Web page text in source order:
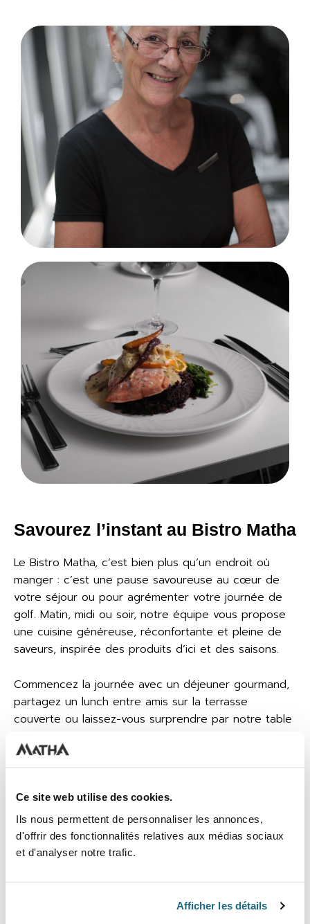
Ce site web utilise des cookies.
Ils nous permettent de personnaliser les annonces,
d'offrir des fonctionnalités relatives aux médias sociaux
et d'analyser notre trafic.
Afficher les détails
Savourez l’instant au Bistro Matha
Le Bistro Matha, c’est bien plus qu’un endroit où
manger : c’est une pause savoureuse au cœur de
votre séjour ou pour agrémenter votre journée de
golf. Matin, midi ou soir, notre équipe vous propose
une cuisine généreuse, réconfortante et pleine de
saveurs, inspirée des produits d’ici et des saisons.
Commencez la journée avec un déjeuner gourmand,
partagez un lunch entre amis sur la terrasse
couverte ou laissez-vous surprendre par notre table
cheffe Annie Robillard.
plat devient un moment à partager. Que vous soyez
en solo, en couple, en famille ou en groupe, le Bistro
Matha vous accueille comme à la maison… mais en
mieux.